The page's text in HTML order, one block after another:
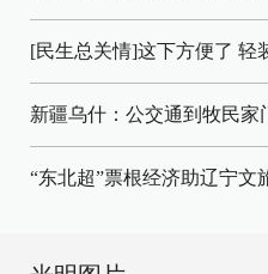
[民生总关情]这下方便了 轻
新疆乌什：公交通到牧民家
“东北超”票根经济助辽宁文